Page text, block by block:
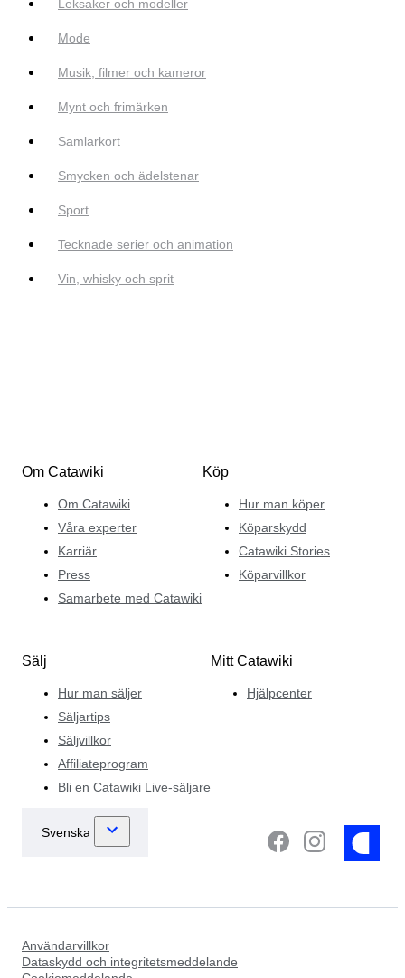
Leksaker och modeller
Mode
Musik, filmer och kameror
Mynt och frimärken
Samlarkort
Smycken och ädelstenar
Sport
Tecknade serier och animation
Vin, whisky och sprit
Om Catawiki
Om Catawiki
Våra experter
Karriär
Press
Samarbete med Catawiki
Köp
Hur man köper
Köparskydd
Catawiki Stories
Köparvillkor
Sälj
Hur man säljer
Säljartips
Säljvillkor
Affiliateprogram
Bli en Catawiki Live-säljare
Mitt Catawiki
Hjälpcenter
Användarvillkor
Dataskydd och integritetsmeddelande